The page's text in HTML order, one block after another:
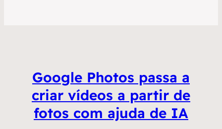
Google Photos passa a
criar vídeos a partir de
fotos com ajuda de IA